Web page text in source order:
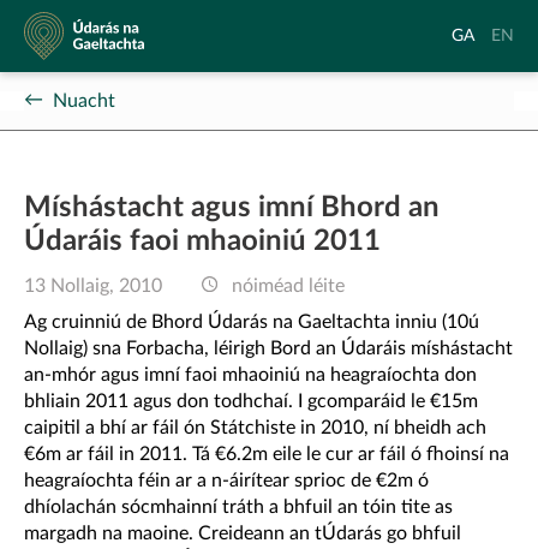
Údarás
na
Gaeltachta
Aistrigh
Gaeilge
GA
to
EN
Nuacht
Míshástacht agus imní Bhord an
Údaráis faoi mhaoiniú 2011
13 Nollaig, 2010
nóiméad léite
Ag cruinniú de Bhord Údarás na Gaeltachta inniu (10ú
Nollaig) sna Forbacha, léirigh Bord an Údaráis míshástacht
an-mhór agus imní faoi mhaoiniú na heagraíochta don
bhliain 2011 agus don todhchaí. I gcomparáid le €15m
caipitil a bhí ar fáil ón Státchiste in 2010, ní bheidh ach
€6m ar fáil in 2011. Tá €6.2m eile le cur ar fáil ó fhoinsí na
heagraíochta féin ar a n-áirítear sprioc de €2m ó
dhíolachán sócmhainní tráth a bhfuil an tóin tite as
margadh na maoine. Creideann an tÚdarás go bhfuil